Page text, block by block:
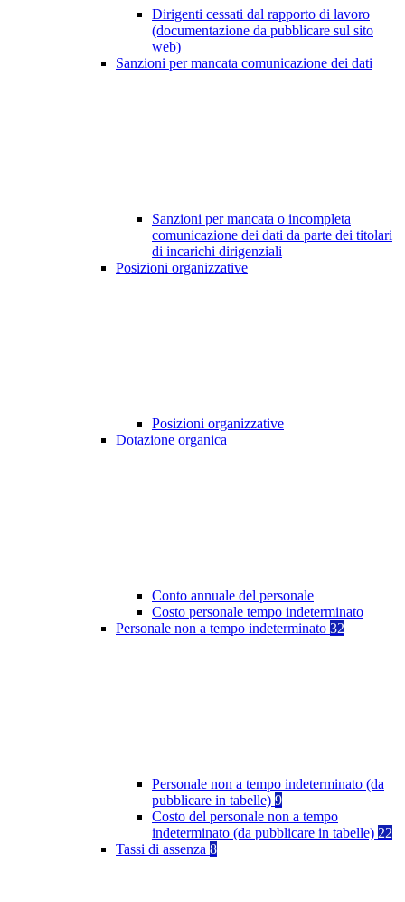
Dirigenti cessati dal rapporto di lavoro
(documentazione da pubblicare sul sito
web)
Sanzioni per mancata comunicazione dei dati
Sanzioni per mancata o incompleta
comunicazione dei dati da parte dei titolari
di incarichi dirigenziali
Posizioni organizzative
Posizioni organizzative
Dotazione organica
Conto annuale del personale
Costo personale tempo indeterminato
Personale non a tempo indeterminato 32
Personale non a tempo indeterminato (da
pubblicare in tabelle) 9
Costo del personale non a tempo
indeterminato (da pubblicare in tabelle) 22
Tassi di assenza 8